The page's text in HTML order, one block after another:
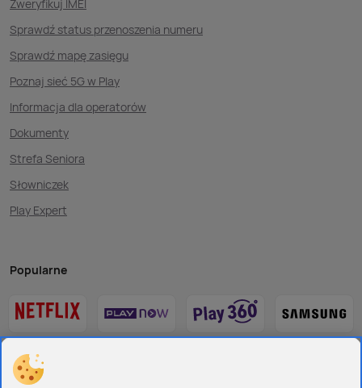
Zweryfikuj IMEI
Sprawdź status przenoszenia numeru
Sprawdź mapę zasięgu
Poznaj sieć 5G w Play
Informacja dla operatorów
Dokumenty
Strefa Seniora
Słowniczek
Play Expert
Popularne